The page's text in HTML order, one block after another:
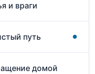
и враги
путь
домой